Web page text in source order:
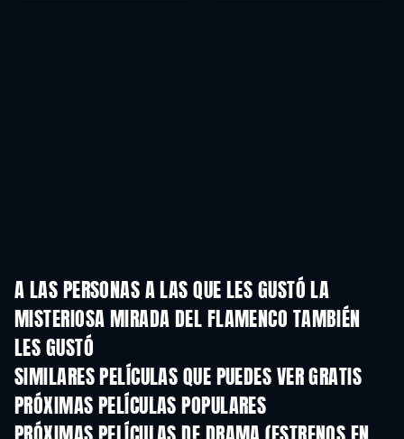
A LAS PERSONAS A LAS QUE LES GUSTÓ LA
MISTERIOSA MIRADA DEL FLAMENCO TAMBIÉN
LES GUSTÓ
SIMILARES PELÍCULAS QUE PUEDES VER GRATIS
PRÓXIMAS PELÍCULAS POPULARES